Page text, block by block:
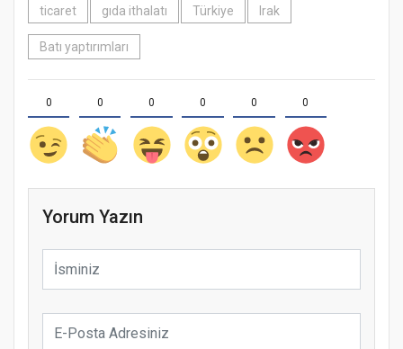
ticaret gıda ithalatı Türkiye Irak
Batı yaptırımları
0 0 0 0 0 0
Yorum Yazın